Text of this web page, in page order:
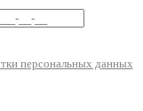
персональных данных